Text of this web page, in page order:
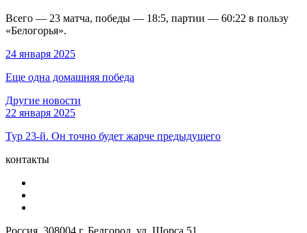
Всего — 23 матча, победы — 18:5, партии — 60:22 в пользу
«Белогорья».
24 января 2025
Еще одна домашняя победа
Другие новости
22 января 2025
Тур 23-й. Он точно будет жарче предыдущего
контакты
Россия, 308004 г. Белгород, ул. Щорса 51